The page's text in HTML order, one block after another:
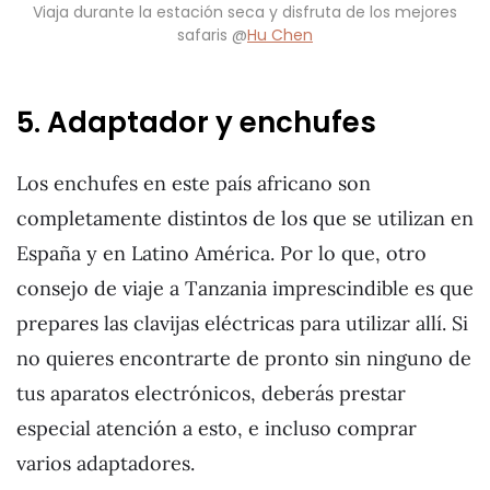
Viaja durante la estación seca y disfruta de los mejores
safaris @Hu Chen
5. Adaptador y enchufes
Los enchufes en este país africano son
completamente distintos de los que se utilizan en
España y en Latino América. Por lo que, otro
consejo de viaje a Tanzania imprescindible es que
prepares las clavijas eléctricas para utilizar allí. Si
no quieres encontrarte de pronto sin ninguno de
tus aparatos electrónicos, deberás prestar
especial atención a esto, e incluso comprar
varios adaptadores.